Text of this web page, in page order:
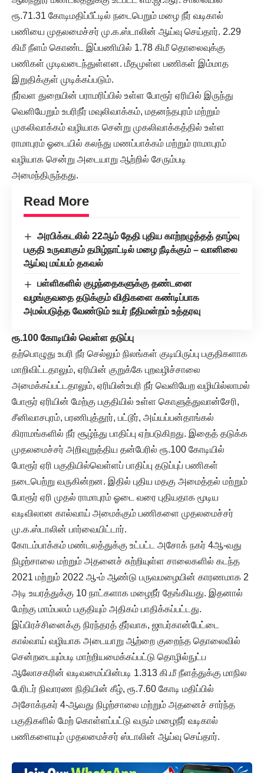
ரூ.71.31 கோடிமதிப்பீட்டில் நடைபெறும் மழை நீர் வடிகால்
பணியை முதலமைச்சர் மு.க.ஸ்டாலின் ஆய்வு செய்தார். 2.29
கிமீ நீளம் கொண்ட இப்பணியில் 1.78 கிமீ தொலைவுக்கு
பணிகள் முடிவடைந்துள்ளன. மீதமுள்ள பணிகள் இம்மாத
இறுதிக்குள் முடிக்கப்படும்.
நீர்வள துறையின் பராமரிப்பில் உள்ள போரூர் ஏரியில் இருந்து
வெளியேறும் உபரிநீர் மவுலிவாக்கம், மதனந்தபுரம் மற்றும்
முகலிவாக்கம் வழியாக சென்று முகலிவாக்கத்தில் உள்ள
ராமாபுரம் ஓடையில் கலந்து மணப்பாக்கம் மற்றும் ராமாபுரம்
வழியாக சென்று அடையாறு ஆற்றில் சேரும்படி
அமைந்திருந்தது.
Read More
அரபிக்கடலில் 22ஆம் தேதி புதிய காற்றழுத்தத் தாழ்வு
பகுதி உருவாகும் தமிழ்நாட்டில் மழை நீடிக்கும் – வானிலை
ஆய்வு மய்யம் தகவல்
பள்ளிகளில் குழந்தைகளுக்கு தண்டனை
வழங்குவதை தடுக்கும் விதிகளை கண்டிப்பாக
அமல்படுத்த வேண்டும் உயர் நீதிமன்றம் உத்தரவு
ரூ.100 கோடியில் வெள்ள தடுப்பு
தற்பொழுது உபரி நீர் செல்லும் நிலங்கள் குடியிருப்பு பகுதிகளாக
மாறிவிட்டதாலும், ஏரியின் குறுக்கே புறவழிச்சாலை
அமைக்கப்பட்டதாலும், ஏரியின்உபரி நீர் வெளியேற வழியில்லாமல்
போரூர் ஏரியின் மேற்கு பகுதியில் உள்ள கொளுத்துவான்சேரி,
சீனிவாசபுரம், பரணிபுத்தூர், பட்டூர், அய்யப்பன்தாங்கல்
கிராமங்களில் நீர் சூழ்ந்து பாதிப்பு ஏற்படுகிறது. இதைத் தடுக்க
முதலமைச்சர் அறிவுறுத்திய தன்பேரில் ரூ.100 கோடியில்
போரூர் ஏரி பகுதியில்வெள்ளப் பாதிப்பு தடுப்புப் பணிகள்
நடைபெற்று வருகின்றன. இதில் புதிய ​மதகு​ அமைத்தல் மற்றும் ​
போரூர் ஏரி முதல் ராமாபுரம் ஓடை வரை புதியதாக மூடிய
வடிவிலான கால்வாய் அமைக்கும் பணிகளை முதலமைச்சர்
மு.க.ஸ்டாலின் பார்வையிட்டார்.
கோடம்பாக்கம் மண்டலத்துக்கு உட்பட்ட அசோக் நகர் 4ஆ-வது
நிழற்சாலை மற்றும் அதனைச் சுற்றியுள்ள சாலைகளில் கடந்த
2021 மற்றும் 2022 ஆ-ம் ஆண்டு பருவமழையின் காரணமாக 2
அடி உயரத்துக்கு 10 நாட்களாக மழைநீர் தேங்கியது. இதனால்
மேற்கு மாம்பலம் பகுதியும் அதிகம் பாதிக்கப்பட்டது.
இப்பிரச்சினைக்கு நிரந்தரத் தீர்வாக, ஜாபர்கான்பேட்டை
கால்வாய் வழியாக அடையாறு ஆற்றை குறைந்த தொலைவில்
சென்றடையும்படி மாற்றியமைக்கப்பட்டு தொழில்நுட்ப
ஆலோசகரின் வடிவமைப்பின்படி 1.313 கி.மீ நீளத்துக்கு மாநில
பேரிடர் நிவாரண நிதியின் கீழ், ரூ.7.60 கோடி மதிப்பில்
அசோக்நகர் 4-ஆவது நிழற்சாலை மற்றும் அதனைச் சார்ந்த
பகுதிகளில் மேற் கொள்ளப்பட்டு வரும் மழைநீர் வடிகால்
பணிகளையும் முதலமைச்சர் ஸ்டாலின் ஆய்வு செய்தார்.